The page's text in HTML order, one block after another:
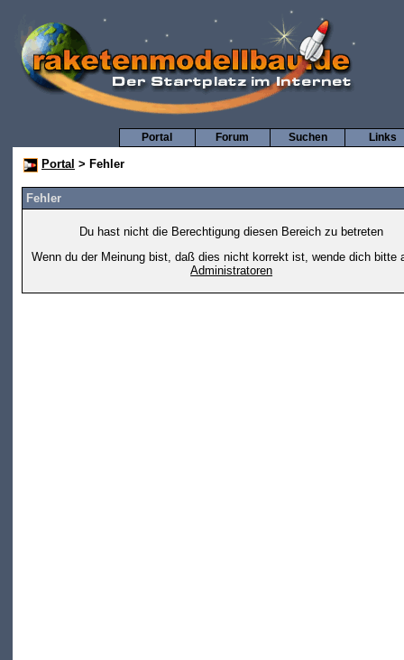
Links
Suchen
Forum
Portal
Portal > Fehler
Fehler
Du hast nicht die Berechtigung diesen Bereich zu betreten
Wenn du der Meinung bist, daß dies nicht korrekt ist, wende dich bitte
Administratoren